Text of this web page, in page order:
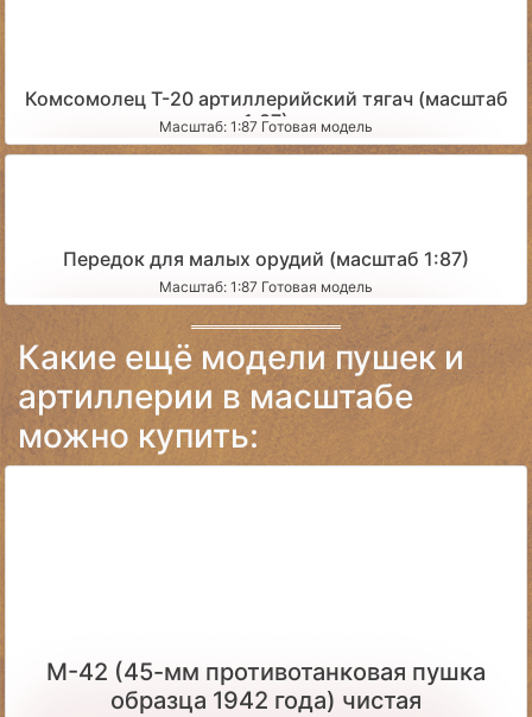
Комсомолец Т-20 артиллерийский тягач (масштаб
1:87)
Масштаб: 1:87 Готовая модель
Передок для малых орудий (масштаб 1:87)
Масштаб: 1:87 Готовая модель
Какие ещё модели пушек и
артиллерии в масштабе
можно купить:
М-42 (45-мм противотанковая пушка
образца 1942 года) чистая